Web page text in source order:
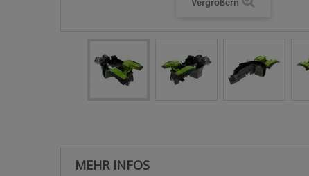
Vergrößern
MEHR INFOS